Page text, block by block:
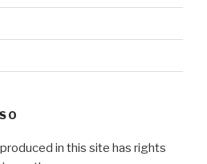
in this site has rights